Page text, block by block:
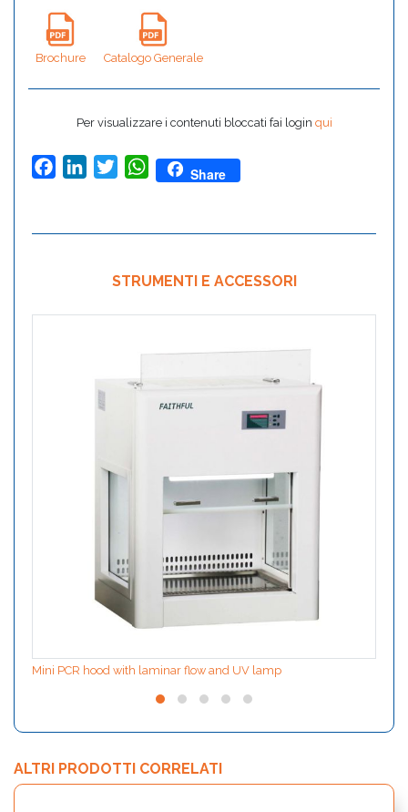
Brochure Catalogo Generale
Per visualizzare i contenuti bloccati fai login qui
FacebookLinkedInTwitterWhatsApp
Share
STRUMENTI E ACCESSORI
Mini PCR hood with laminar flow and UV lamp
ALTRI PRODOTTI CORRELATI